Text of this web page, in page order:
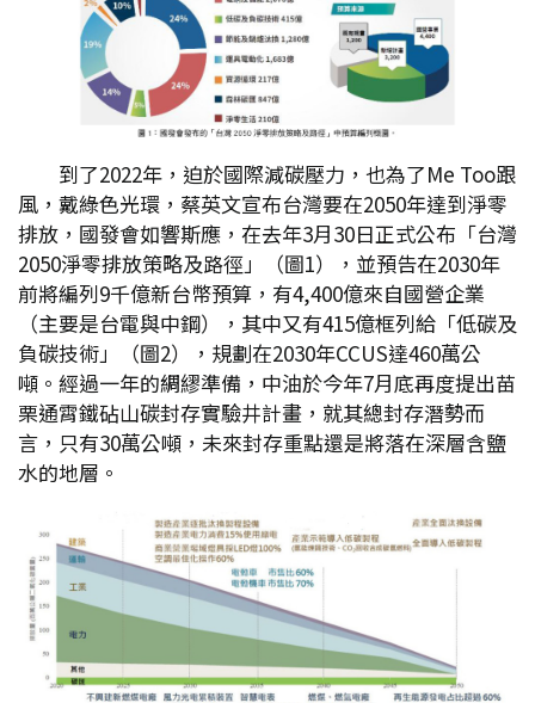
到了2022年，迫於國際減碳壓力，也為了Me Too跟
風，戴綠色光環，蔡英文宣布台灣要在2050年達到淨零
排放，國發會如響斯應，在去年3月30日正式公布「台灣
2050淨零排放策略及路徑」（圖1），並預告在2030年
前將編列9千億新台幣預算，有4,400億來自國營企業
（主要是台電與中鋼），其中又有415億框列給「低碳及
負碳技術」（圖2），規劃在2030年CCUS達460萬公
噸。經過一年的綢繆準備，中油於今年7月底再度提出苗
栗通霄鐵砧山碳封存實驗井計畫，就其總封存潛勢而
言，只有30萬公噸，未來封存重點還是將落在深層含鹽
水的地層。